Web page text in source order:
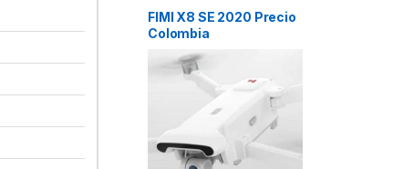
FIMI X8 SE 2020 Precio
Colombia
Características y Ficha
Técnica